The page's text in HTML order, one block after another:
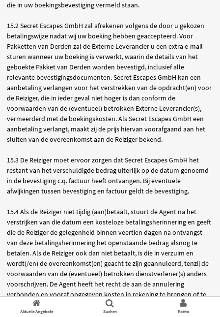
die in uw boekingsbevestiging vermeld staan.
15.2 Secret Escapes GmbH zal afrekenen volgens de door u gekozen
betalingswijze nadat wij uw boeking hebben geaccepteerd. Voor
Pakketten van Derden zal de Externe Leverancier u een extra e-mail
sturen wanneer uw boeking is verwerkt, waarin de details van het
geboekte Pakket van Derden worden bevestigd, inclusief alle
relevante bevestigingsdocumenten. Secret Escapes GmbH kan een
aanbetaling verlangen voor het verstrekken van de opdracht(en) voor
de Reiziger, die in ieder geval niet hoger is dan conform de
voorwaarden van de (eventueel) betrokken Externe Leverancier(s),
vermeerderd met de boekingskosten. Als Secret Escapes GmbH een
aanbetaling verlangt, maakt zij de prijs hiervan voorafgaand aan het
sluiten van de overeenkomst aan de Reiziger bekend.
15.3 De Reiziger moet ervoor zorgen dat Secret Escapes GmbH het
restant van het verschuldigde bedrag uiterlijk op de datum genoemd
in de bevestiging c.q. factuur heeft ontvangen. Bij eventuele
afwijkingen tussen bevestiging en factuur geldt de bevestiging.
15.4 Als de Reiziger niet tijdig (aan)betaalt, stuurt de Agent na het
verstrijken van die datum een kosteloze betalingsherinnering en geeft
die de Reiziger de gelegenheid binnen veertien dagen na ontvangst
van deze betalingsherinnering het openstaande bedrag alsnog te
betalen. Als de Reiziger ook dan niet betaalt, is die in verzuim en
wordt(/en) de overeenkomst(en) geacht te zijn geannuleerd, tenzij de
voorwaarden van de (eventueel) betrokken dienstverlener(s) anders
voorschrijven. De Agent heeft het recht de aan de annulering
verbonden en vooraf opgegeven kosten in rekening te brengen of te
verrekenen met de ontvangen aanbetaling(en). Als de Reiziger de
Reisaanbieding binnen 14 dagen voor vertrek reserveert en niet tijdig
Aktuelle Angebote Suchen Konto